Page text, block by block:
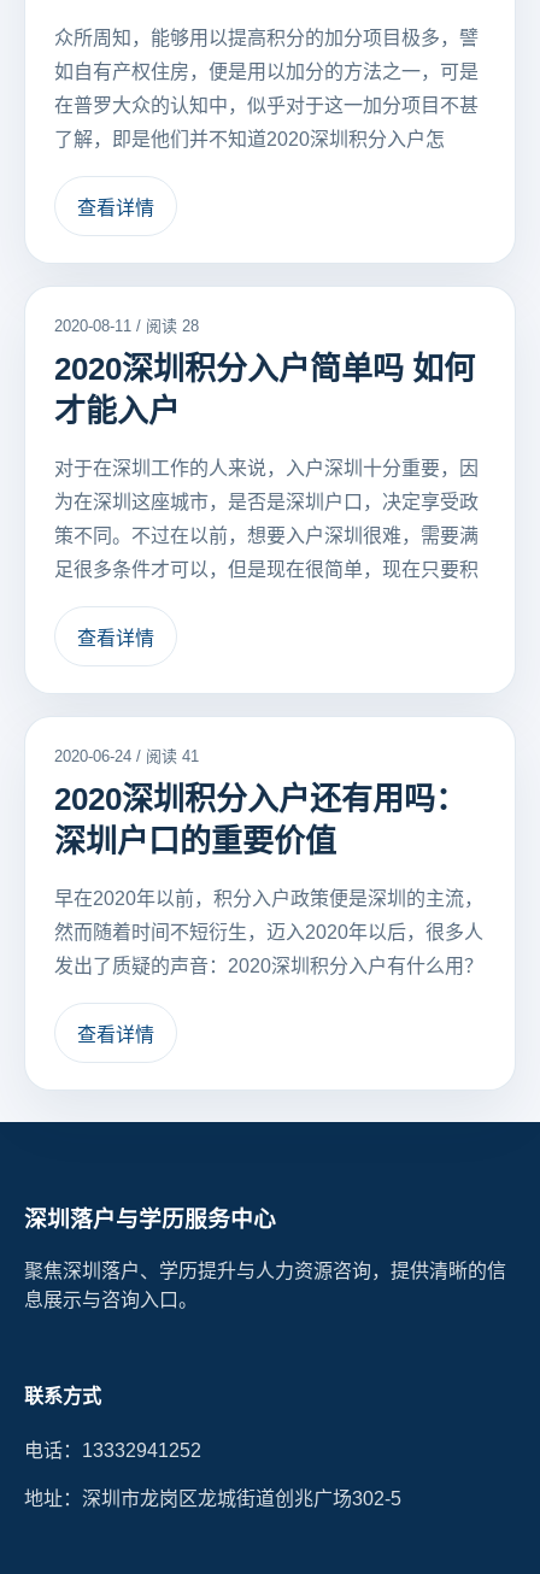
众所周知，能够用以提高积分的加分项目极多，譬
如自有产权住房，便是用以加分的方法之一，可是
在普罗大众的认知中，似乎对于这一加分项目不甚
了解，即是他们并不知道2020深圳积分入户怎
查看详情
2020-08-11 / 阅读 28
2020深圳积分入户简单吗 如何
才能入户
对于在深圳工作的人来说，入户深圳十分重要，因
为在深圳这座城市，是否是深圳户口，决定享受政
策不同。不过在以前，想要入户深圳很难，需要满
足很多条件才可以，但是现在很简单，现在只要积
查看详情
2020-06-24 / 阅读 41
2020深圳积分入户还有用吗：
深圳户口的重要价值
早在2020年以前，积分入户政策便是深圳的主流，
然而随着时间不短衍生，迈入2020年以后，很多人
发出了质疑的声音：2020深圳积分入户有什么用？
查看详情
深圳落户与学历服务中心
聚焦深圳落户、学历提升与人力资源咨询，提供清晰的信
息展示与咨询入口。
联系方式
电话：13332941252
地址：深圳市龙岗区龙城街道创兆广场302-5